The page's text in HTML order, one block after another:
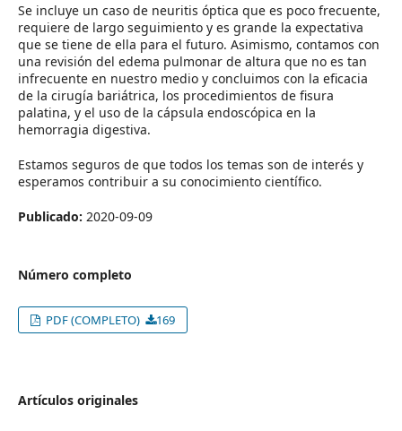
Se incluye un caso de neuritis óptica que es poco frecuente,
requiere de largo seguimiento y es grande la expectativa
que se tiene de ella para el futuro. Asimismo, contamos con
una revisión del edema pulmonar de altura que no es tan
infrecuente en nuestro medio y concluimos con la eficacia
de la cirugía bariátrica, los procedimientos de fisura
palatina, y el uso de la cápsula endoscópica en la
hemorragia digestiva.
Estamos seguros de que todos los temas son de interés y
esperamos contribuir a su conocimiento científico.
Publicado: 2020-09-09
Número completo
PDF (COMPLETO) 169
Artículos originales